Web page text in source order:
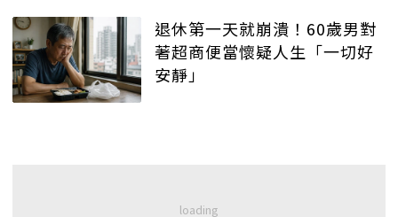
退休第一天就崩潰！60歲男對
著超商便當懷疑人生「一切好
安靜」